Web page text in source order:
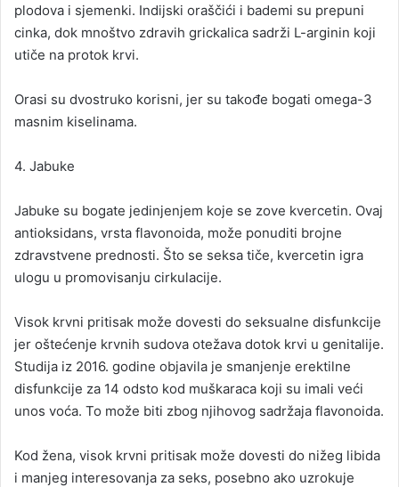
plodova i sjemenki. Indijski oraščići i bademi su prepuni
cinka, dok mnoštvo zdravih grickalica sadrži L-arginin koji
utiče na protok krvi.
Orasi su dvostruko korisni, jer su takođe bogati omega-3
masnim kiselinama.
4. Jabuke
Jabuke su bogate jedinjenjem koje se zove kvercetin. Ovaj
antioksidans, vrsta flavonoida, može ponuditi brojne
zdravstvene prednosti. Što se seksa tiče, kvercetin igra
ulogu u promovisanju cirkulacije.
Visok krvni pritisak može dovesti do seksualne disfunkcije
jer oštećenje krvnih sudova otežava dotok krvi u genitalije.
Studija iz 2016. godine objavila je smanjenje erektilne
disfunkcije za 14 odsto kod muškaraca koji su imali veći
unos voća. To može biti zbog njihovog sadržaja flavonoida.
Kod žena, visok krvni pritisak može dovesti do nižeg libida
i manjeg interesovanja za seks, posebno ako uzrokuje